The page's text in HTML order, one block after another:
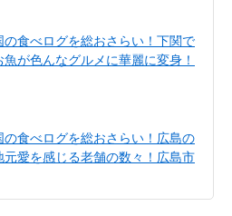
の食べログを総おさらい！下関で
魚が色んなグルメに華麗に変身！
の食べログを総おさらい！広島の
元愛を感じる老舗の数々！広島市